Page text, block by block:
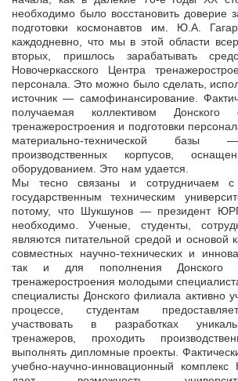
необходимо было восстановить доверие
подготовки космонавтов им. Ю.А.
каждодневно, что мы в этой области
вторых, пришлось зарабатывать
Новочеркасского Центра
персонала. Это можно было сделать,
источник — самофинансирование.
получаемая коллективом
тренажеростроения и подготовки
материально-технической базы
производственных корпусов,
оборудованием. Это нам удается.
Мы тесно связаны и сотрудничаем с
государственным техническим
потому, что Шукшунов — президент
необходимо. Ученые, студенты,
являются питательной средой и основой
совместных научно-технических и
так и для пополнения Донского
тренажеростроения молодыми
специалисты Донского филиала активно
процессе, студентам
участвовать в разработках
тренажеров, проходить
выполнять дипломные проекты.
учебно-научно-инновационный